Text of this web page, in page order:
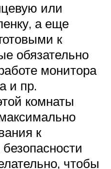
или
а еще
к
обязательно
монитора
и пр.
комнаты
к
чтобы